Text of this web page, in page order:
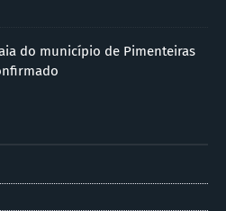
do município de Pimenteiras